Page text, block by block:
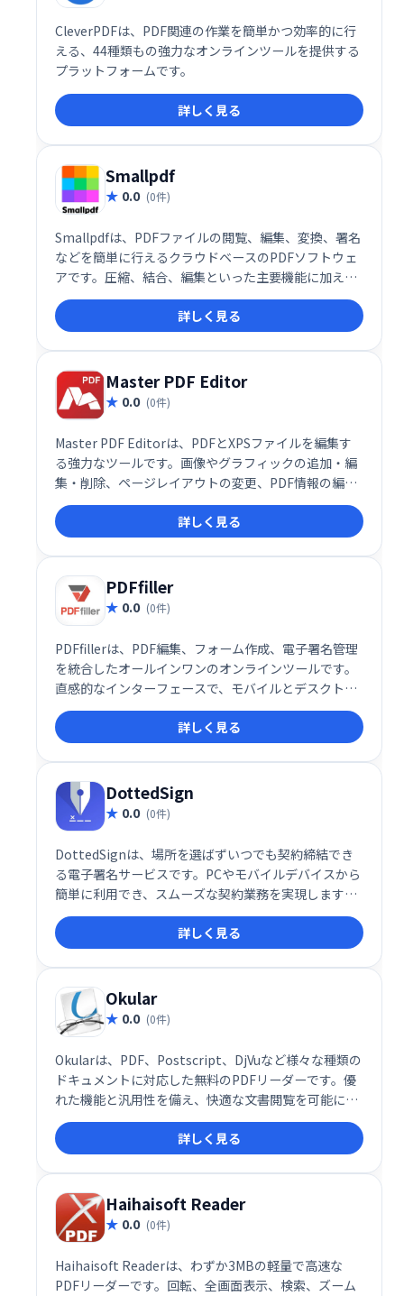
CleverPDFは、PDF関連の作業を簡単かつ効率的に行
える、44種類もの強力なオンラインツールを提供する
プラットフォームです。
詳しく見る
Smallpdf
0.0 (0件)
Smallpdfは、PDFファイルの閲覧、編集、変換、署名
などを簡単に行えるクラウドベースのPDFソフトウェ
アです。圧縮、結合、編集といった主要機能に加え、
様々なファイル形式との相互変換にも対応。直感的な
操作性で、ビジネスにおけるドキュメント管理を効率
化します。企業の日常業務をスムーズにサポートしま
す。
詳しく見る
Master PDF Editor
0.0 (0件)
Master PDF Editorは、PDFとXPSファイルを編集す
る強力なツールです。画像やグラフィックの追加・編
集・削除、ページレイアウトの変更、PDF情報の編集
など、幅広い機能を提供します。 高度な編集機能で、
PDF文書を自在に操作できます。
詳しく見る
PDFfiller
0.0 (0件)
PDFfillerは、PDF編集、フォーム作成、電子署名管理
を統合したオールインワンのオンラインツールです。
直感的なインターフェースで、モバイルとデスクトッ
プの両方から利用可能です。ドキュメントワークフロ
ーを効率化し、時間を大幅に節約できます。ビジネス
文書から個人書類まで、様々な用途に対応します。複
雑な作業も簡単に処理し、スムーズなドキュメント管
理を実現します。
詳しく見る
DottedSign
0.0 (0件)
DottedSignは、場所を選ばずいつでも契約締結でき
る電子署名サービスです。PCやモバイルデバイスから
簡単に利用でき、スムーズな契約業務を実現します。
効率的なワークフローと高いセキュリティで、企業の
契約締結をサポートします。
詳しく見る
Okular
0.0 (0件)
Okularは、PDF、Postscript、DjVuなど様々な種類の
ドキュメントに対応した無料のPDFリーダーです。優
れた機能と汎用性を備え、快適な文書閲覧を可能にし
ます。フリーソフトウェアなので、安心してご利用い
ただけます。
詳しく見る
Haihaisoft Reader
0.0 (0件)
Haihaisoft Readerは、わずか3MBの軽量で高速な
PDFリーダーです。回転、全画面表示、検索、ズーム